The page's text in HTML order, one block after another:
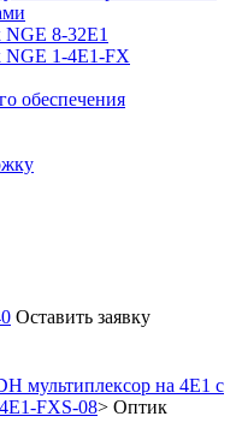
8-32E1
1-4E1-FX
обеспечения
Оставить заявку
мультиплексор на 4Е1 с
FXS-08> Оптик